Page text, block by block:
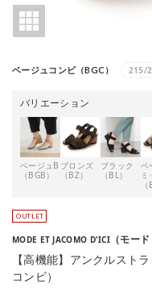
ベージュコンビ（BGC） 215/
バリエーション
ベージュB
（BGB）
ブロンズ
（BZ）
ブラック
（BL）
ベ
MODE ET JACOMO D'ICI （モー
【高機能】アンクルスト
コンビ）